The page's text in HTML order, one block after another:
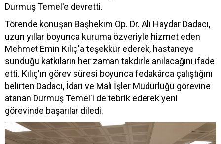
Durmuş Temel'e devretti.
Törende konuşan Başhekim Op. Dr. Ali Haydar Dadacı,
uzun yıllar boyunca kuruma özveriyle hizmet eden
Mehmet Emin Kılıç'a teşekkür ederek, hastaneye
sunduğu katkıların her zaman takdirle anılacağını ifade
etti. Kılıç'ın görev süresi boyunca fedakârca çalıştığını
belirten Dadacı, İdari ve Mali İşler Müdürlüğü görevine
atanan Durmuş Temel'i de tebrik ederek yeni
görevinde başarılar diledi.